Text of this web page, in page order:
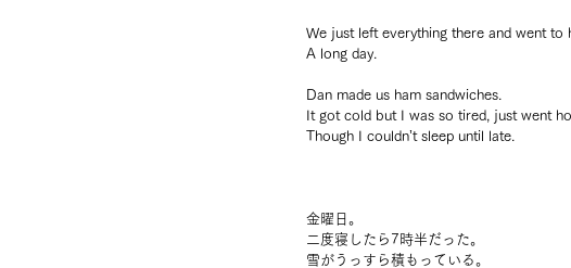
We just left everything there and went to
A long day.
Dan made us ham sandwiches.
It got cold but I was so tired, just went
Though I couldn’t sleep until late.
金曜日。
二度寝したら7時半だった。
雪がうっすら積もっている。